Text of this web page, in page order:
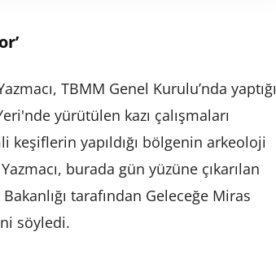
TBMM Genel Kurulu’nda yaptığı
yürütülen kazı çalışmaları
yapıldığı bölgenin arkeoloji
burada gün yüzüne çıkarılan
tarafından Geleceğe Miras
söyledi.